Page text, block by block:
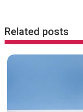
a
v
g
Related posts